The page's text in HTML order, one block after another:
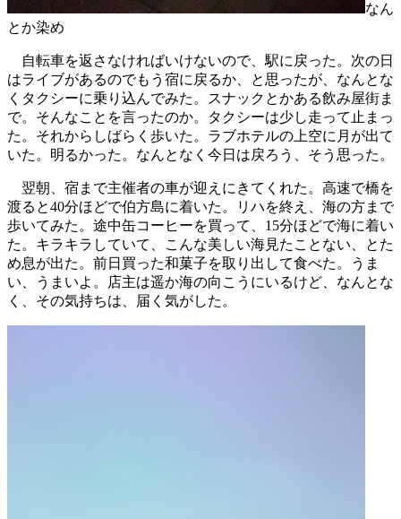
なん
とか染め
自転車を返さなければいけないので、駅に戻った。次の日
はライブがあるのでもう宿に戻るか、と思ったが、なんとな
くタクシーに乗り込んでみた。スナックとかある飲み屋街ま
で。そんなことを言ったのか。タクシーは少し走って止まっ
た。それからしばらく歩いた。ラブホテルの上空に月が出て
いた。明るかった。なんとなく今日は戻ろう、そう思った。
翌朝、宿まで主催者の車が迎えにきてくれた。高速で橋を
渡ると40分ほどで伯方島に着いた。リハを終え、海の方まで
歩いてみた。途中缶コーヒーを買って、15分ほどで海に着い
た。キラキラしていて、こんな美しい海見たことない、とた
め息が出た。前日買った和菓子を取り出して食べた。うま
い、うまいよ。店主は遥か海の向こうにいるけど、なんとな
く、その気持ちは、届く気がした。